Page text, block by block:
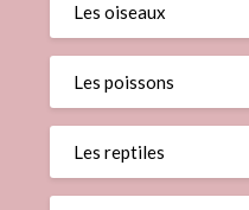
Les oiseaux
Les poissons
Les reptiles